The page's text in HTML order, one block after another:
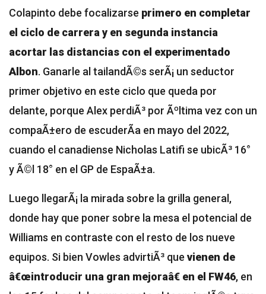
Colapinto debe focalizarse primero en completar
el ciclo de carrera y en segunda instancia
acortar las distancias con el experimentado
Albon. Ganarle al tailandÃ©s serÃ¡ un seductor
primer objetivo en este ciclo que queda por
delante, porque Alex perdiÃ³ por Ãºltima vez con un
compaÃ±ero de escuderÃ­a en mayo del 2022,
cuando el canadiense Nicholas Latifi se ubicÃ³ 16°
y Ã©l 18° en el GP de EspaÃ±a.
Luego llegarÃ¡ la mirada sobre la grilla general,
donde hay que poner sobre la mesa el potencial de
Williams en contraste con el resto de los nueve
equipos. Si bien Vowles advirtiÃ³ que vienen de
â€œintroducir una gran mejoraâ€ en el FW46, en